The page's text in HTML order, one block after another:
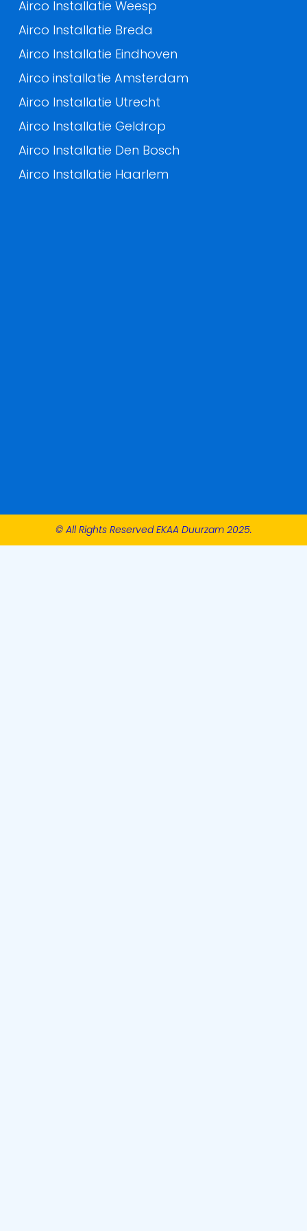
Airco Installatie Weesp
Airco Installatie Breda
Airco Installatie Eindhoven
Airco installatie Amsterdam
Airco Installatie Utrecht
Airco Installatie Geldrop
Airco Installatie Den Bosch
Airco Installatie Haarlem
© All Rights Reserved EKAA Duurzam 2025.